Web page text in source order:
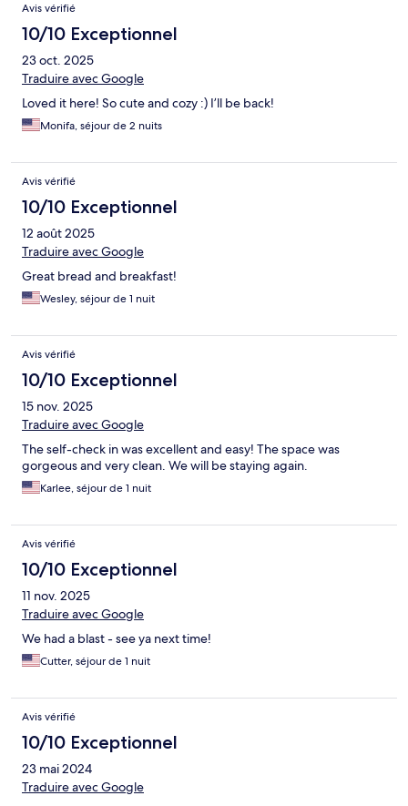
Avis vérifié
10/10 Exceptionnel
23 oct. 2025
Traduire avec Google
Loved it here! So cute and cozy :) I’ll be back!
Monifa, séjour de 2 nuits
Avis vérifié
10/10 Exceptionnel
12 août 2025
Traduire avec Google
Great bread and breakfast!
Wesley, séjour de 1 nuit
Avis vérifié
10/10 Exceptionnel
15 nov. 2025
Traduire avec Google
The self-check in was excellent and easy! The space was
gorgeous and very clean. We will be staying again.
Karlee, séjour de 1 nuit
Avis vérifié
10/10 Exceptionnel
11 nov. 2025
Traduire avec Google
We had a blast - see ya next time!
Cutter, séjour de 1 nuit
Avis vérifié
10/10 Exceptionnel
23 mai 2024
Traduire avec Google